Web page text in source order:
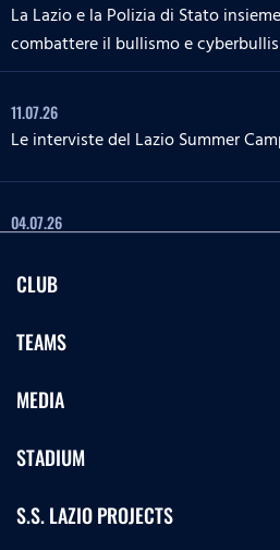
La Lazio e la Polizia di Stato
combattere il bullismo e
11.07.26
Le interviste del Lazio Summer
04.07.26
Le interviste del Lazio Summer
'La Lepre e la tartaruga' - La squadra
CLUB
TEAMS
MEDIA
STADIUM
S.S. LAZIO PROJECTS